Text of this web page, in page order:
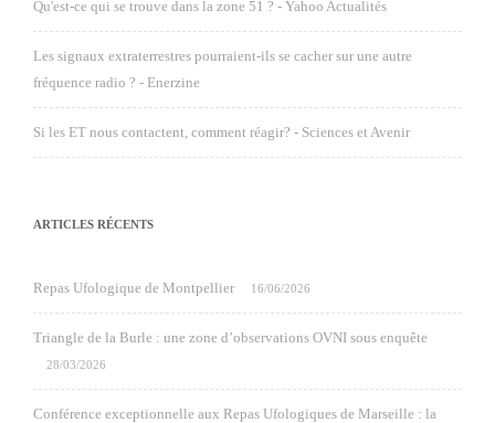
Qu'est-ce qui se trouve dans la zone 51 ? - Yahoo Actualités
Les signaux extraterrestres pourraient-ils se cacher sur une autre
fréquence radio ? - Enerzine
Si les ET nous contactent, comment réagir? - Sciences et Avenir
ARTICLES RÉCENTS
Repas Ufologique de Montpellier 16/06/2026
Triangle de la Burle : une zone d’observations OVNI sous enquête
28/03/2026
Conférence exceptionnelle aux Repas Ufologiques de Marseille : la